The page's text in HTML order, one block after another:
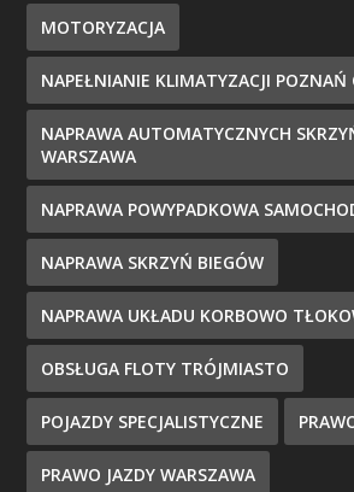
MOTORYZACJA
NAPEŁNIANIE KLIMATYZACJI POZNAŃ
NAPRAWA AUTOMATYCZNYCH
WARSZAWA
NAPRAWA POWYPADKOWA
NAPRAWA SKRZYŃ BIEGÓW
NAPRAWA UKŁADU KORBOWO
OBSŁUGA FLOTY TRÓJMIASTO
POJAZDY SPECJALISTYCZNE
PRAWO JAZDY WARSZAWA